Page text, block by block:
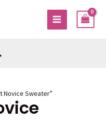
MAIN
Novice Sweater”